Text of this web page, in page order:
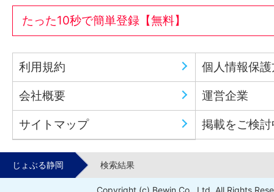
たった10秒で簡単登録【無料】
利用規約 個人情報保
会社概要 運営企業
サイトマップ 掲載をご検
じょぶる静岡 検索結果
Copyright (c) Bewin Co., Ltd. All Rights